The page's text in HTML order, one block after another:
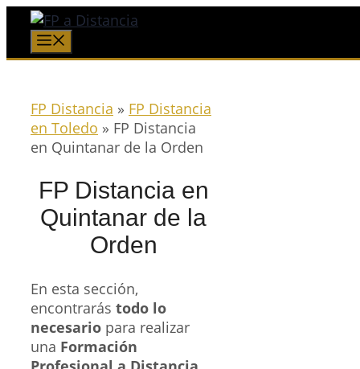
Saltar
contenido
FP Distancia » FP Distancia
en Toledo » FP Distancia
en Quintanar de la Orden
FP Distancia en
Quintanar de la
Orden
En esta sección,
encontrarás todo lo
necesario para realizar
una Formación